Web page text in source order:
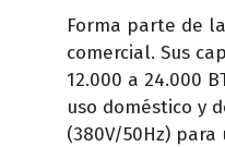
Forma parte de
comercial. Sus
12.000 a 24.000
uso doméstico y
(380V/50Hz) para